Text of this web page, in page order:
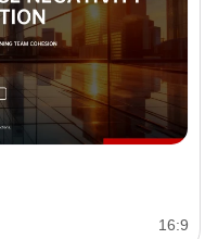
16:9